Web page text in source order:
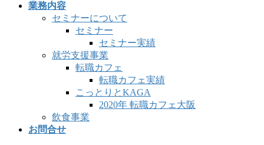
業務内容
セミナーについて
セミナー
セミナー実績
就労支援事業
転職カフェ
転職カフェ実績
こっとりとKAGA
2020年 転職カフェ大阪
飲食事業
お問合せ